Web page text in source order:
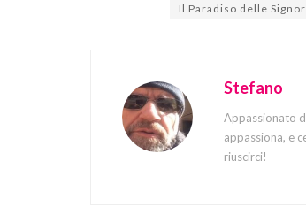
Il Paradiso delle
Stefano
Appassionato
appassiona, e
riuscirci!